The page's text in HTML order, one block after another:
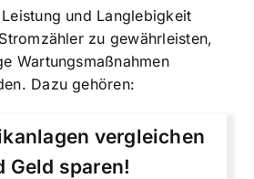
und Langlebigkeit
zu gewährleisten,
Wartungsmaßnahmen
Dazu gehören:
vergleichen
Geld sparen!